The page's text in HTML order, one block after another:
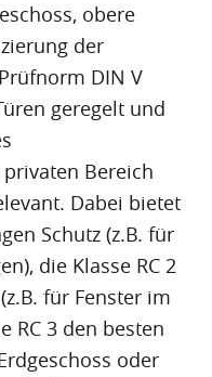
obere
der
DIN V
geregelt und
Bereich
Dabei bietet
Schutz (z.B. für
die Klasse RC 2
für Fenster im
RC 3 den besten
oder